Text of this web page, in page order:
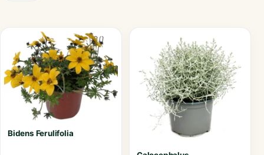
Bidens Ferulifolia